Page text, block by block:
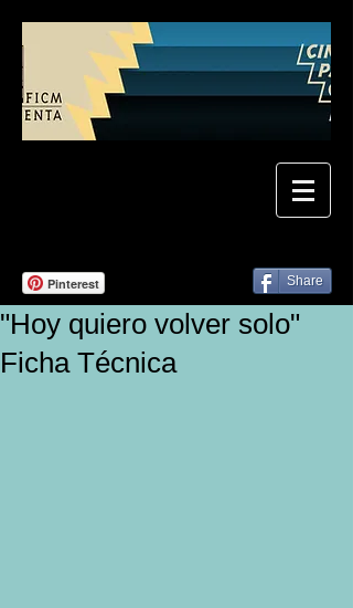
Pinterest Share
"Hoy quiero volver solo"
Ficha Técnica